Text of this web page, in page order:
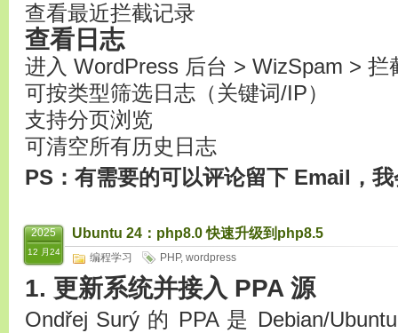
查看最近拦截记录
查看日志
进入 WordPress 后台 > WizSpam > 拦
可按类型筛选日志（关键词/IP）
支持分页浏览
可清空所有历史日志
PS：有需要的可以评论留下 Email，
2025
12 月24
Ubuntu 24：php8.0 快速升级到php8.5
编程学习 PHP, wordpress
1. 更新系统并接入 PPA 源
Ondřej Surý 的 PPA 是 Debian/